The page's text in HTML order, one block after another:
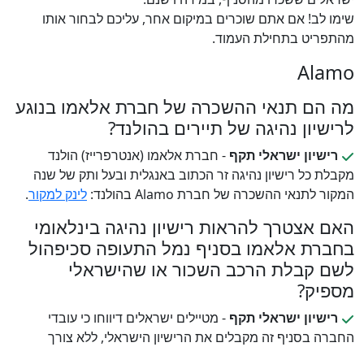
שימו לב! אם אתם שוכרים במיקום אחר, עליכם לבחור אותו
מהתפריט בתחילת העמוד.
Alamo
מה הם תנאי ההשכרה של חברת אלאמו בנוגע
לרישיון נהיגה של תיירים בהולנד?
רישיון ישראלי תקף - חברת אלאמו (אנטרפרייז) הולנד
מקבלת כל רישיון נהיגה זר הכתוב באנגלית ובעל ותק של שנה
המקור לתנאי ההשכרה של חברת Alamo בהולנד:
לינק למקור.
האם אצטרך להראות רישיון נהיגה בינלאומי
בחברת אלאמו בסניף נמל התעופה סכיפהול
לשם קבלת הרכב השכור או שהישראלי
מספיק?
רישיון ישראלי תקף - מטיילים ישראלים דיווחו כי עובדי
החברה בסניף זה מקבלים את הרישיון הישראלי, ללא צורך